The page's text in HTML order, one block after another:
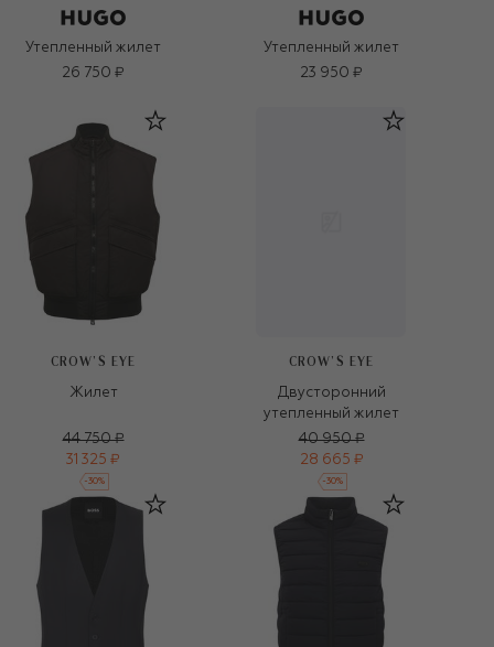
Утепленный жилет
26 750 ₽
Утепленный жилет
23 950 ₽
CROW’S EYE
Жилет
44 750 ₽
31 325 ₽
-30%
CROW’S EYE
Двусторонний
утепленный жилет
40 950 ₽
28 665 ₽
-30%